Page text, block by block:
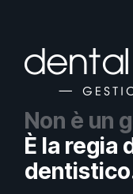
Non è un
È la regia